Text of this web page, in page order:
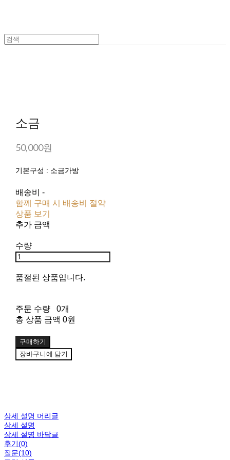
소금
50,000원
기본구성 : 소금가방
배송비 -
함께 구매 시 배송비 절약
상품 보기
추가 금액
수량
품절된 상품입니다.
주문 수량
0개
총 상품 금액 0원
구매하기
장바구니에 담기
상세 설명 머리글
상세 설명
상세 설명 바닥글
후기(0)
질문(10)